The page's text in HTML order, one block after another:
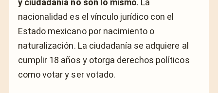
y ciudadanía no son lo mismo. La
nacionalidad es el vínculo jurídico con el
Estado mexicano por nacimiento o
naturalización. La ciudadanía se adquiere al
cumplir 18 años y otorga derechos políticos
como votar y ser votado.